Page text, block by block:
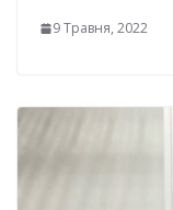
9 Травня, 2022